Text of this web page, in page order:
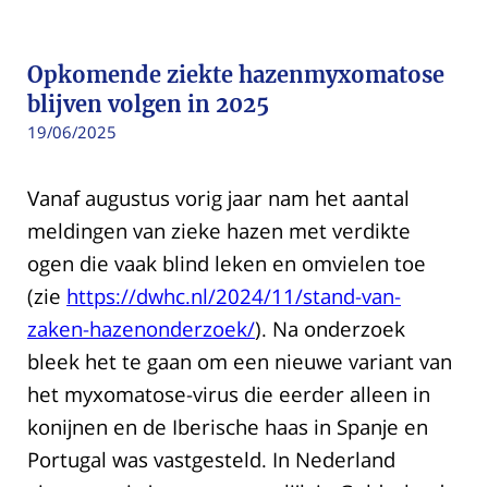
Opkomende ziekte hazenmyxomatose
blijven volgen in 2025
19/06/2025
Vanaf augustus vorig jaar nam het aantal
meldingen van zieke hazen met verdikte
ogen die vaak blind leken en omvielen toe
(zie https://dwhc.nl/2024/11/stand-van-
zaken-hazenonderzoek/). Na onderzoek
bleek het te gaan om een nieuwe variant van
het myxomatose-virus die eerder alleen in
konijnen en de Iberische haas in Spanje en
Portugal was vastgesteld. In Nederland